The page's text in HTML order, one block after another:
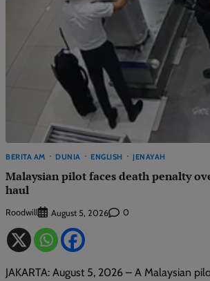
BERITA AM DUNIA ENGLISH JENAYAH
Malaysian pilot faces death penalty
haul
Roodwill August 5, 2026 0
JAKARTA: August 5, 2026 – A Malaysian